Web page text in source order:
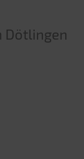
Dötlingen